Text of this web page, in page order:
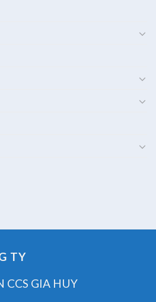
TY
CCS GIA HUY